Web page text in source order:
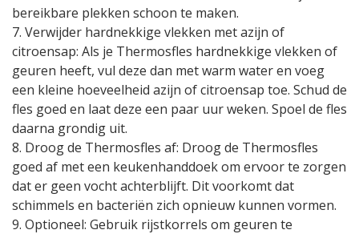
bereikbare plekken schoon te maken.
7. Verwijder hardnekkige vlekken met azijn of
citroensap: Als je Thermosfles hardnekkige vlekken of
geuren heeft, vul deze dan met warm water en voeg
een kleine hoeveelheid azijn of citroensap toe. Schud de
fles goed en laat deze een paar uur weken. Spoel de fles
daarna grondig uit.
8. Droog de Thermosfles af: Droog de Thermosfles
goed af met een keukenhanddoek om ervoor te zorgen
dat er geen vocht achterblijft. Dit voorkomt dat
schimmels en bacteriën zich opnieuw kunnen vormen.
9. Optioneel: Gebruik rijstkorrels om geuren te